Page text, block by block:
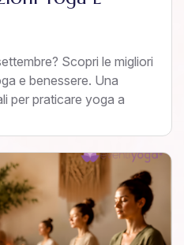
Scopri le migliori
e benessere. Una
per praticare yoga a